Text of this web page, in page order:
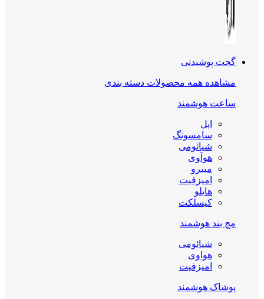
گجت پوشیدنی
مشاهده همه محصولات دسته بندی
ساعت هوشمند
اپل
سامسونگ
شیائومی
هوآوی
میبرو
امیزفیت
هایلو
کیسلکت
مچ بند هوشمند
شیائومی
هواوی
امیزفیت
پوشاک هوشمند